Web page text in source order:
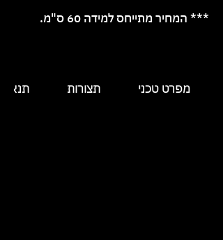
*** המחיר מתייחס למידה 60 ס"מ.
מפרט טכני תצורות